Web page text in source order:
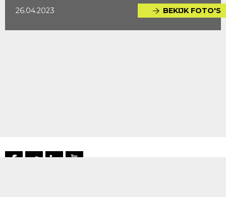
26.04.2023 BEKIJK FOTO'S